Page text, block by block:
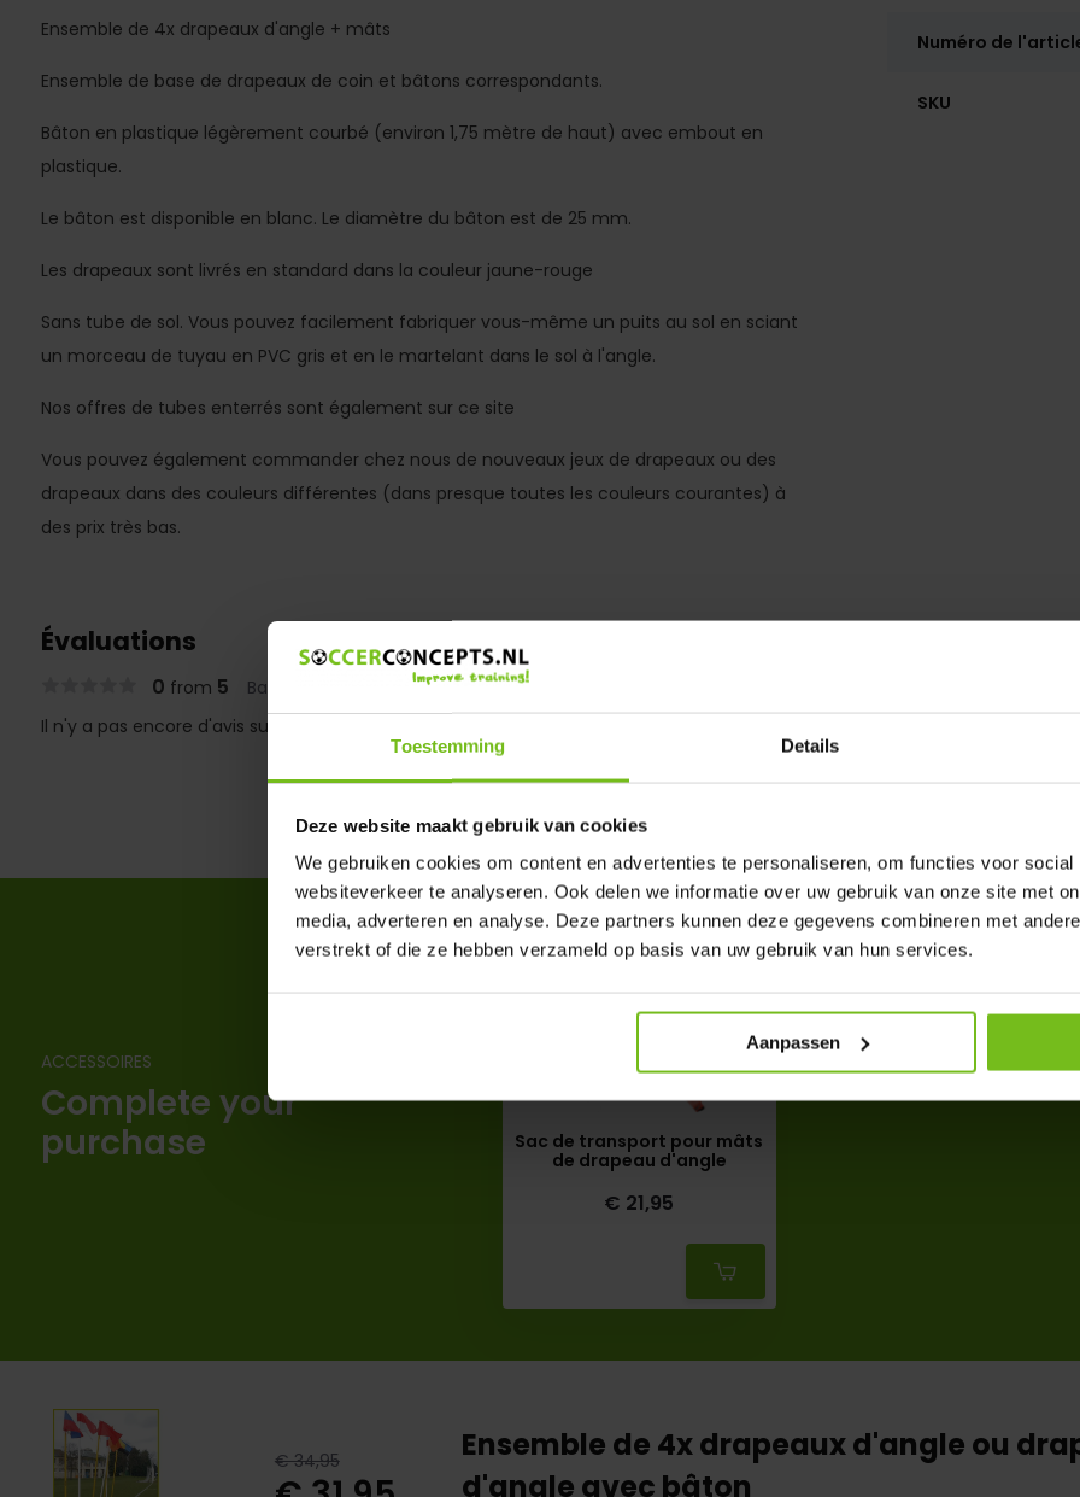
Toestemming Details
Deze website maakt gebruik van cookies
We gebruiken cookies om content en advertenties te personaliseren, om functies voor social
websiteverkeer te analyseren. Ook delen we informatie over uw gebruik van onze site met
media, adverteren en analyse. Deze partners kunnen deze gegevens combineren met
verstrekt of die ze hebben verzameld op basis van uw gebruik van hun services.
Aanpassen
Ensemble de 4x drapeaux d'angle + mâts
Ensemble de base de drapeaux de coin et bâtons correspondants.
Bâton en plastique légèrement courbé (environ 1,75 mètre de haut) avec embout en
plastique.
Le bâton est disponible en blanc. Le diamètre du bâton est de 25 mm.
Les drapeaux sont livrés en standard dans la couleur jaune-rouge
Sans tube de sol. Vous pouvez facilement fabriquer vous-même un puits au sol en sciant
un morceau de tuyau en PVC gris et en le martelant dans le sol à l'angle.
Nos offres de tubes enterrés sont également sur ce site
Vous pouvez également commander chez nous de nouveaux jeux de drapeaux ou des
drapeaux dans des couleurs différentes (dans presque toutes les couleurs courantes) à
des prix très bas.
Numéro de
SKU
Évaluations
0 from 5 Based on 0 reviews
Il n'y a pas encore d'avis sur ce produit..
ACCESSOIRES
Complete your
purchase
Sac de transport pour mâts
de drapeau d'angle
€ 21,95
€ 34,95
Ensemble de 4x drapeaux d'angle ou
d'angle avec bâton